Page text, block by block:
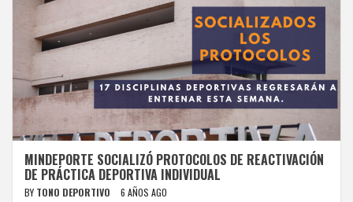
MINDEPORTE SOCIALIZÓ PROTOCOLOS DE REACTIVACIÓN
DE PRÁCTICA DEPORTIVA INDIVIDUAL
BY TONO DEPORTIVO 6 AÑOS AGO